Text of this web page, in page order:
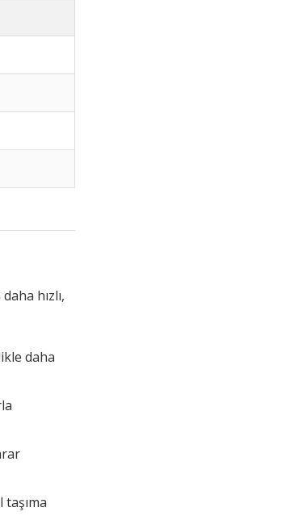
hızlı,
daha